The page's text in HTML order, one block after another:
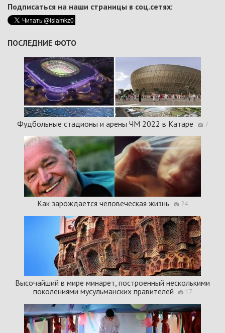
Подписаться на наши страницы в соц.сетях:
ПОСЛЕДНИЕ ФОТО
Фудбольные стадионы и арены ЧМ 2022 в Катаре 7
Как зарождается человеческая жизнь 24
Высочайший в мире минарет, построенный несколькими
поколениями мусульманских правителей
17